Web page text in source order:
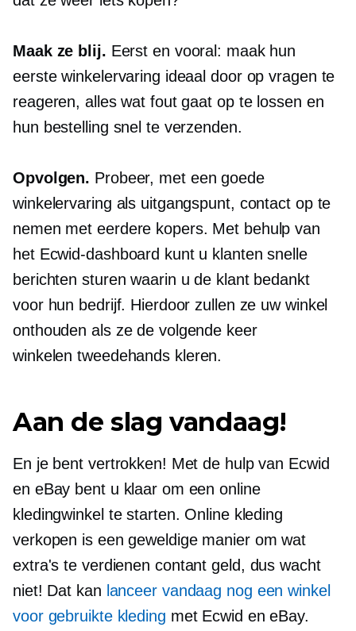
Maak ze blij. Eerst en vooral: maak hun
eerste winkelervaring ideaal door op vragen te
reageren, alles wat fout gaat op te lossen en
hun bestelling snel te verzenden.
Opvolgen. Probeer, met een goede
winkelervaring als uitgangspunt, contact op te
nemen met eerdere kopers. Met behulp van
het Ecwid-dashboard kunt u klanten snelle
berichten sturen waarin u de klant bedankt
voor hun bedrijf. Hierdoor zullen ze uw winkel
onthouden als ze de volgende keer
winkelentweedehands kleren.
Aan de slag vandaag!
En je bent vertrokken! Met de hulp van Ecwid
en eBay bent u klaar om een ​​online
kledingwinkel te starten. Online kleding
verkopen is een geweldige manier om wat
extra's te verdienen contant geld, dus wacht
niet! Dat kan lanceer vandaag nog een winkel
voor gebruikte kleding met Ecwid en eBay.